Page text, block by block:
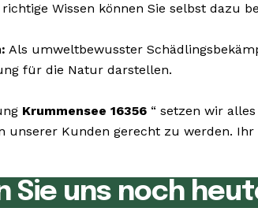
Wissen können Sie selbst dazu
Als umweltbewusster
für die Natur darstellen.
Krummensee 16356 “ setzen wir
unserer Kunden gerecht zu werden.
Sie uns noch